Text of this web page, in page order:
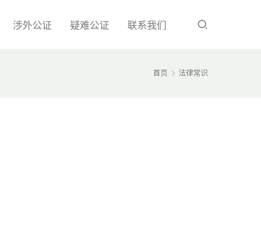
涉外公证 疑难公证 联系我们
首页 法律常识